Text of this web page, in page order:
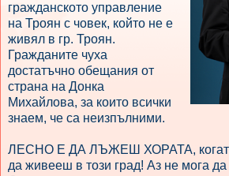
гражданското управление
на Троян с човек, който не е
живял в гр. Троян.
Гражданите чуха
достатъчно обещания от
страна на Донка
Михайлова, за които всички
знаем, че са неизпълними.
ЛЕСНО Е ДА ЛЪЖЕШ ХОРАТА,
да живееш в този град! Аз не мога да